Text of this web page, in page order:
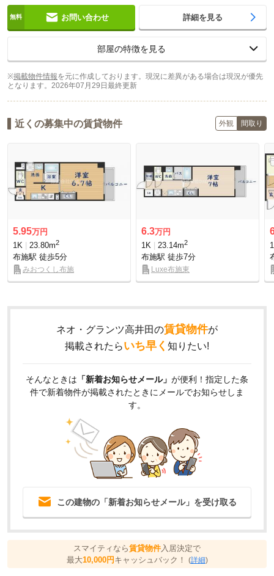
お問い合わせ 詳細を見る
部屋の特徴を見る
※掲載物件情報を元に作成しております。現況に差異がある場合は現況が優先
となります。 2026年07月29日最終更新
近くの募集中の賃貸物件 外観 間取り
5.95万円
1K
23.80m2
布施駅 徒歩5分
みおつくし布施
6.3万円
1K
23.14m2
布施駅 徒歩7分
Luxe布施東
ネオ・グランツ高井田の賃貸物件が
掲載されたらいち早く 知りたい!
そんなときは 「新着お知らせメール」 が便利！指定した条
件で新着物件が掲載されたときにメールでお知らせしま
す。
この建物の「新着お知らせメール」を受け取る
スマイティなら賃貸物件 入居決定で
最大10,000円キャッシュバック！ (詳細)